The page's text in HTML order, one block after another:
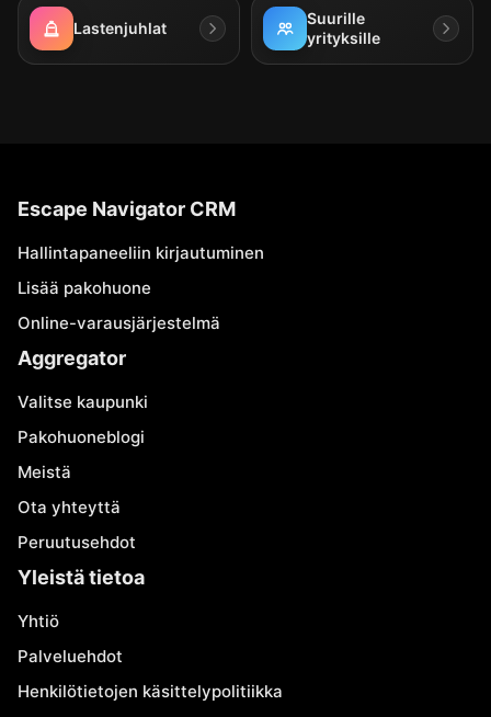
Lastenjuhlat
Suurille
yrityksille
Escape Navigator CRM
Hallintapaneeliin kirjautuminen
Lisää pakohuone
Online-varausjärjestelmä
Aggregator
Valitse kaupunki
Pakohuoneblogi
Meistä
Ota yhteyttä
Peruutusehdot
Yleistä tietoa
Yhtiö
Palveluehdot
Henkilötietojen käsittelypolitiikka